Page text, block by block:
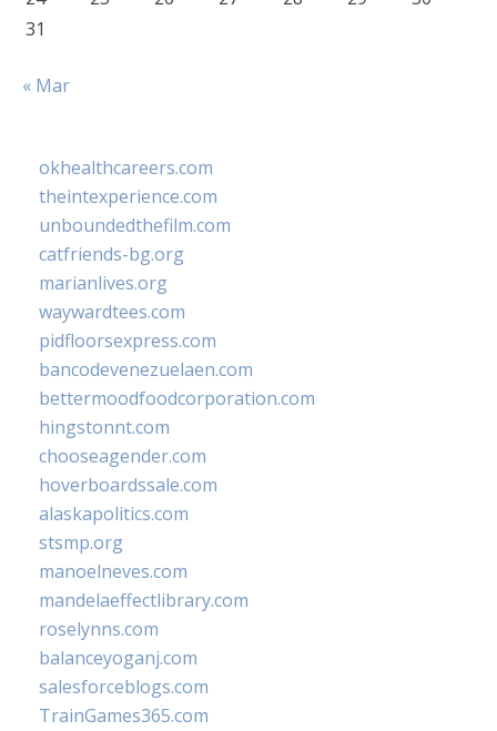
31
« Mar
okhealthcareers.com
theintexperience.com
unboundedthefilm.com
catfriends-bg.org
marianlives.org
waywardtees.com
pidfloorsexpress.com
bancodevenezuelaen.com
bettermoodfoodcorporation.com
hingstonnt.com
chooseagender.com
hoverboardssale.com
alaskapolitics.com
stsmp.org
manoelneves.com
mandelaeffectlibrary.com
roselynns.com
balanceyoganj.com
salesforceblogs.com
TrainGames365.com